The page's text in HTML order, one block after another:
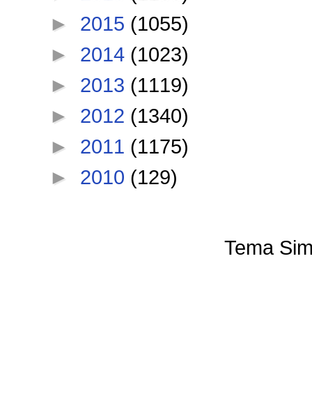
► 2015 (1055)
► 2014 (1023)
► 2013 (1119)
► 2012 (1340)
► 2011 (1175)
► 2010 (129)
Tema